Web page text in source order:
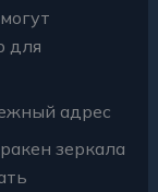
для
адрес
зеркала